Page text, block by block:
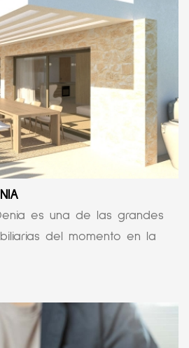
es una de las grandes
del momento en la